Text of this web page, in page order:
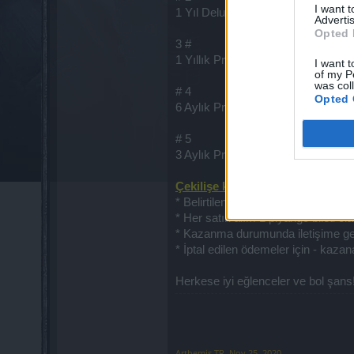
I want
Opted
I want
of my
was
Opted
1 Yıl Deluxe Üyelik
3 #
1 Yıllık Premium Üyelik
# 4
6 Aylık Premium Üyelik
# 5
3 Aylık Premium Üyelik
Çekilişe katılma şartları:
* Belirtilen tarih ve saatlerde
* Her satın alım 1 piyango bileti
* Kazanma durumunda iletişime
* İptal edilen ödemeler için -
Herkese iyi eğlenceler ve bol şans!